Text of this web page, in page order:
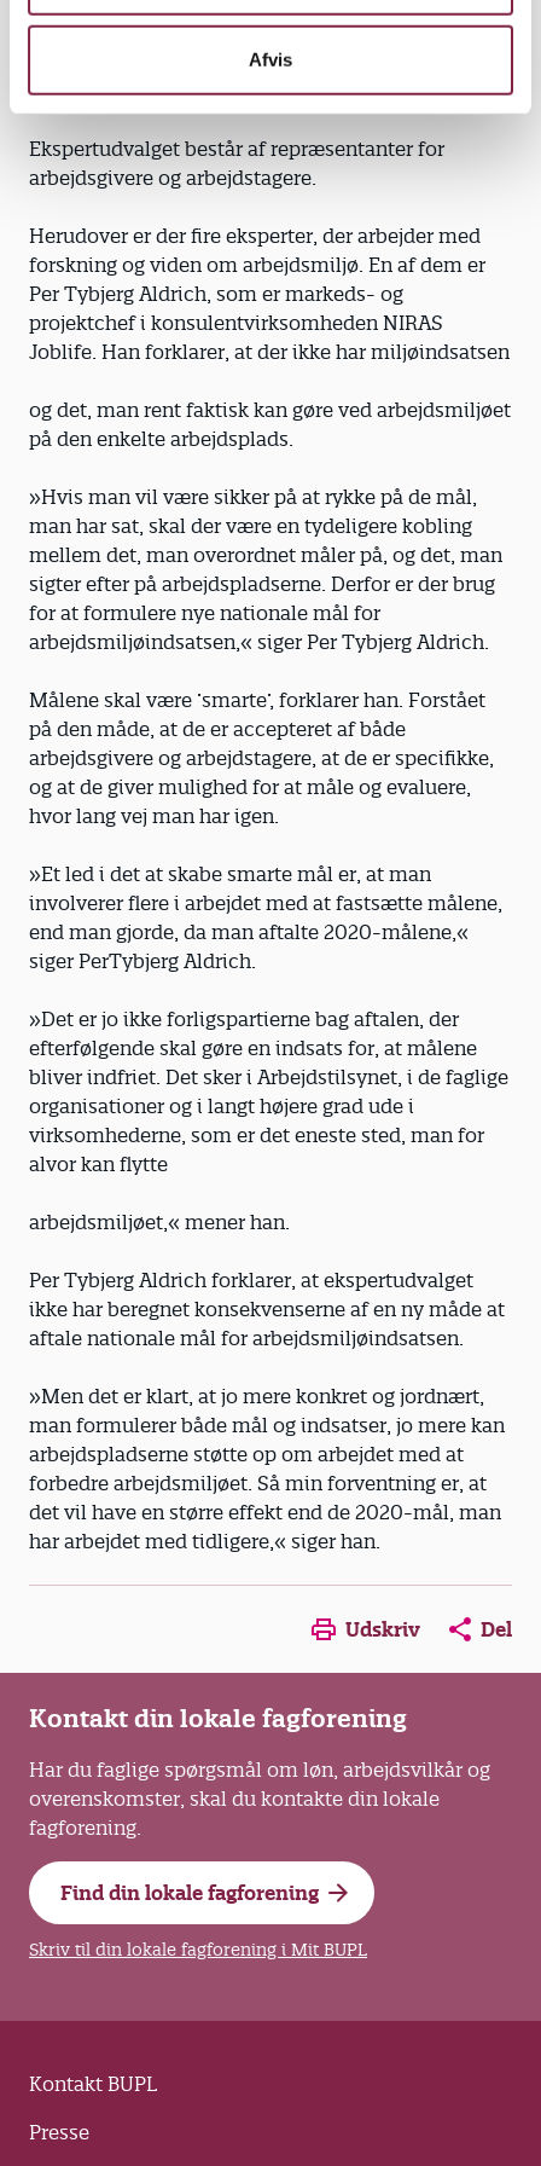
Afvis
Bedre sammenhæng
Ekspertudvalget består af repræsentanter for
arbejdsgivere og arbejdstagere.
Herudover er der fire eksperter, der arbejder med
forskning og viden om arbejdsmiljø. En af dem er
Per Tybjerg Aldrich, som er markeds- og
projektchef i konsulentvirksomheden NIRAS
Joblife. Han forklarer, at der ikke har miljøindsatsen
og det, man rent faktisk kan gøre ved arbejdsmiljøet
på den enkelte arbejdsplads.
»Hvis man vil være sikker på at rykke på de mål,
man har sat, skal der være en tydeligere kobling
mellem det, man overordnet måler på, og det, man
sigter efter på arbejdspladserne. Derfor er der brug
for at formulere nye nationale mål for
arbejdsmiljøindsatsen,« siger Per Tybjerg Aldrich.
Målene skal være ’smarte’, forklarer han. Forstået
på den måde, at de er accepteret af både
arbejdsgivere og arbejdstagere, at de er specifikke,
og at de giver mulighed for at måle og evaluere,
hvor lang vej man har igen.
»Et led i det at skabe smarte mål er, at man
involverer flere i arbejdet med at fastsætte målene,
end man gjorde, da man aftalte 2020-målene,«
siger PerTybjerg Aldrich.
»Det er jo ikke forligspartierne bag aftalen, der
efterfølgende skal gøre en indsats for, at målene
bliver indfriet. Det sker i Arbejdstilsynet, i de faglige
organisationer og i langt højere grad ude i
virksomhederne, som er det eneste sted, man for
alvor kan flytte
arbejdsmiljøet,« mener han.
Per Tybjerg Aldrich forklarer, at ekspertudvalget
ikke har beregnet konsekvenserne af en ny måde at
aftale nationale mål for arbejdsmiljøindsatsen.
»Men det er klart, at jo mere konkret og jordnært,
man formulerer både mål og indsatser, jo mere kan
arbejdspladserne støtte op om arbejdet med at
forbedre arbejdsmiljøet. Så min forventning er, at
det vil have en større effekt end de 2020-mål, man
har arbejdet med tidligere,« siger han.
Opens in a new window
Opens in a new
Opens in
Udskriv Del
Kontakt din lokale fagforening
Har du faglige spørgsmål om løn, arbejdsvilkår og
overenskomster, skal du kontakte din lokale
fagforening.
Find din lokale fagforening
Skriv til din lokale fagforening i Mit BUPL
Kontakt BUPL
Presse